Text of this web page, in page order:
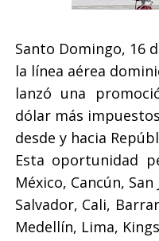
Santo Domingo, 16
la línea aérea
lanzó una
dólar más
desde y hacia
Esta oportunidad
México, Cancún,
Salvador, Cali,
Medellín, Lima,